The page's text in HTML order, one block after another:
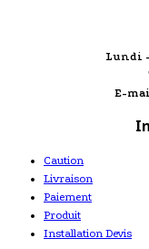
Lundi
E-
Caution
Livraison
Paiement
Produit
Installation Devis